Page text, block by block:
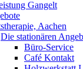
Gangelt
Aachen
Die stationären
Büro-Service
Café Kontakt